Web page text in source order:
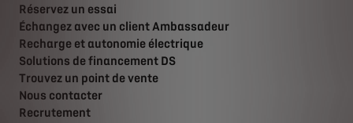
Réservez un essai
Échangez avec un client Ambassadeur
Recharge et autonomie électrique
Solutions de financement DS
Trouvez un point de vente
Nous contacter
Recrutement